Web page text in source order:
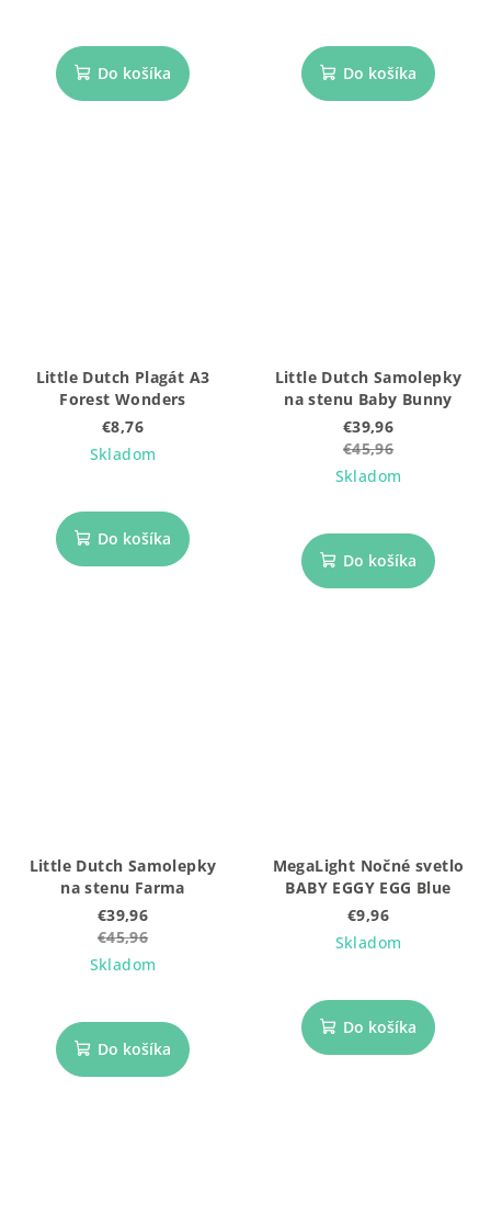
Do košíka Do košíka
Little Dutch Plagát A3
Forest Wonders
€8,76
Skladom
Do košíka
Little Dutch Samolepky
na stenu Baby Bunny
€39,96
€45,96
Skladom
Do košíka
Little Dutch Samolepky
na stenu Farma
€39,96
€45,96
Skladom
Do košíka
MegaLight Nočné svetlo
BABY EGGY EGG Blue
€9,96
Skladom
Do košíka